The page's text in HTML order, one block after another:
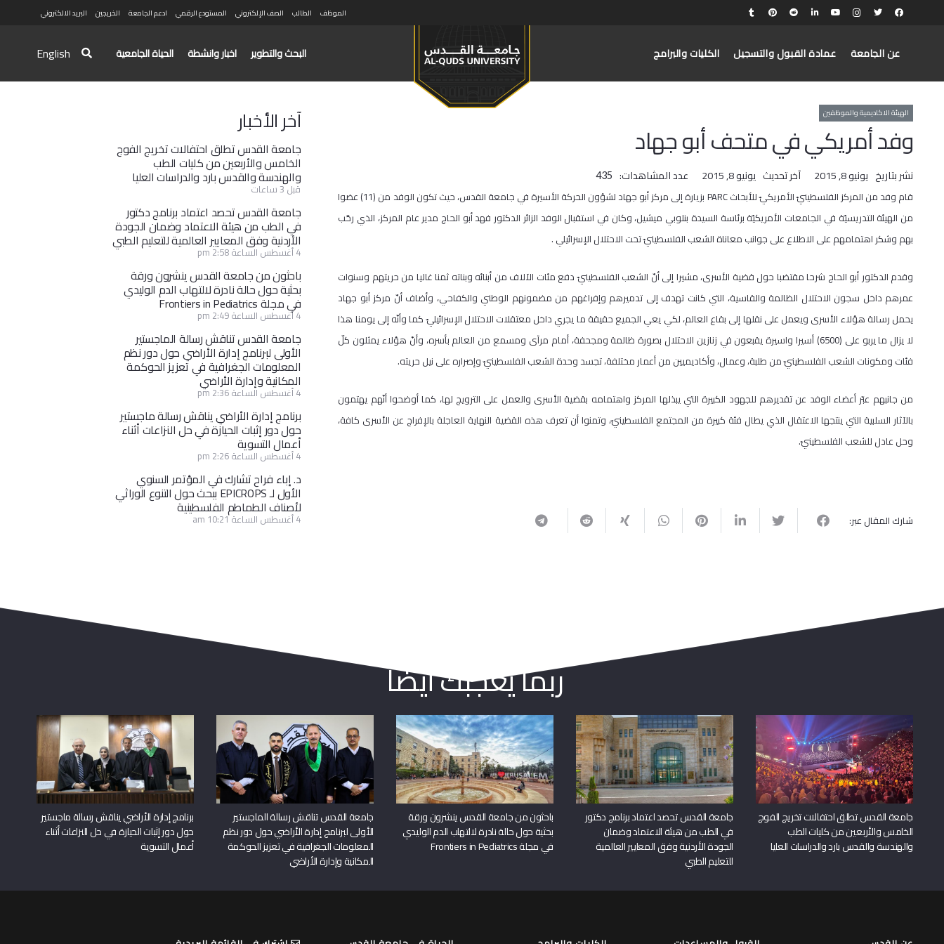
الموظف الطالب الصف الإلكتروني المستودع الرقمي ادعم الجامعة الخريجين البريد الالكتروني
عن الجامعة عمادة القبول والتسجيل الكليات والبرامج البحث والتطوير اخبار وانشطة الحياة الجامعية English
الهيئة الاكاديمية والموظفين
وفد أمريكي في متحف أبو جهاد
نشر بتاريخ يونيو 8, 2015 آخر تحديث يونيو 8, 2015 عدد المشاهدات: 435
قام وفد من المركز الفلسطينيّ الأمريكيّ للأبحاث PARC بزيارة إلى مركز أبو جهاد لشؤون الحركة الأسيرة في جامعة القدس، حيث تكون الوفد من (11) عضوا
من الهيئة التدريسيّة في الجامعات الأمريكيّة برئاسة السيدة بنلوبي ميشيل، وكان في استقبال الوفد الزائر الدكتور فهد أبو الحاج مدير عام المركز، الذي رحّب
بهم وشكر اهتمامهم على الاطلاع على جوانب معاناة الشعب الفلسطينيّ تحت الاحتلال الإسرائيلي .
وقدم الدكتور أبو الحاج شرحا مقتضبا حول قضية الأسرى، مشيرا إلى أنّ الشعب الفلسطينيّ دفع مئات الآلاف من أبنائه وبناته ثمنا غاليا من حريتهم وسنوات
عمرهم داخل سجون الاحتلال الظالمة والقاسية، التي كانت تهدف إلى تدميرهم وإفراغهم من مضمونهم الوطني والكفاحي، وأضاف أنّ مركز أبو جهاد
يحمل رسالة هؤلاء الأسرى ويعمل على نقلها إلى بقاع العالم، لكي يعي الجميع حقيقة ما يجري داخل معتقلات الاحتلال الإسرائيليّ كما وأنّه إلى يومنا هذا
لا يزال ما يربو على (6500) أسيرا واسيرة يقبعون في زنازين الاحتلال بصورة ظالمة ومجحفة، أمام مرآى ومسمع من العالم بأسره، وأنّ هؤلاء يمثلون كلّ
فئات ومكونات الشعب الفلسطينيّ من طلبة، وعمال، وأكاديميين من أعمار مختلفة، تجسد وحدة الشعب الفلسطينيّ وإصراره على نيل حريته.
من جانبهم عبّر أعضاء الوفد عن تقديرهم للجهود الكبيرة التي يبذلها المركز واهتمامه بقضية الأسرى والعمل على الترويج لها، كما أوضحوا أنّهم يهتمون
بالآثار السلبية التي ينتجها الاعتقال الذي يطال فئة كبيرة من المجتمع الفلسطينيّ، وتمنوا أن تعرف هذه القضية النهاية العاجلة بالإفراج عن الأسرى كافة،
وحل عادل للشعب الفلسطينيّ.
شارك المقال عبر:
آخر الأخبار
جامعة القدس تطلق احتفالات تخريج الفوج
الخامس والأربعين من كليات الطب
والهندسة والقدس بارد والدراسات العليا
قبل 3 ساعات
جامعة القدس تحصد اعتماد برنامج دكتور
في الطب من هيئة الاعتماد وضمان الجودة
الأردنية وفق المعايير العالمية للتعليم الطبي
4 أغسطس الساعة 2:58 pm
باحثون من جامعة القدس ينشرون ورقة
بحثية حول حالة نادرة لالتهاب الدم الوليدي
في مجلة Frontiers in Pediatrics
4 أغسطس الساعة 2:49 pm
جامعة القدس تناقش رسالة الماجستير
الأولى لبرنامج إدارة الأراضي حول دور نظم
المعلومات الجغرافية في تعزيز الحوكمة
المكانية وإدارة الأراضي
4 أغسطس الساعة 2:36 pm
برنامج إدارة الأراضي يناقش رسالة ماجستير
حول دور إثبات الحيازة في حل النزاعات أثناء
أعمال التسوية
4 أغسطس الساعة 2:26 pm
د. إباء فراح تشارك في المؤتمر السنوي
الأول لـ EPICROPS ببحث حول التنوع الوراثي
لأصناف الطماطم الفلسطينية
4 أغسطس الساعة 10:21 am
ربما يعجبك أيضا
جامعة القدس تطلق احتفالات تخريج الفوج
الخامس والأربعين من كليات الطب
والهندسة والقدس بارد والدراسات العليا
جامعة القدس تحصد اعتماد برنامج دكتور
في الطب من هيئة الاعتماد وضمان
الجودة الأردنية وفق المعايير العالمية
للتعليم الطبي
باحثون من جامعة القدس ينشرون ورقة
بحثية حول حالة نادرة لالتهاب الدم الوليدي
في مجلة Frontiers in Pediatrics
جامعة القدس تناقش رسالة الماجستير
الأولى لبرنامج إدارة الأراضي حول دور نظم
المعلومات الجغرافية في تعزيز الحوكمة
المكانية وإدارة الأراضي
برنامج إدارة الأراضي يناقش رسالة ماجستير
حول دور إثبات الحيازة في حل النزاعات أثناء
أعمال التسوية